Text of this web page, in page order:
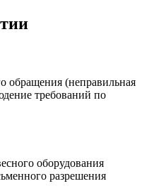
обращения (неправильная
требований по
оборудования
разрешения